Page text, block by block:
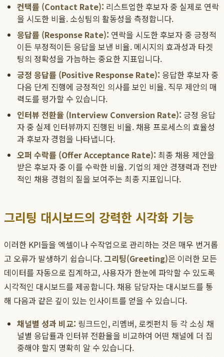
컨택률 (Contact Rate): 리스트업한 후보자 중 실제로 연락
을 시도한 비율. 소싱팀의 활동성을 측정합니다.
응답률 (Response Rate): 연락을 시도한 후보자 중 긍정적
이든 부정적이든 응답을 보낸 비율. 메시지의 효과성과 타겟
팅의 정확성을 가늠하는 중요한 지표입니다.
긍정 응답률 (Positive Response Rate): 응답한 후보자 중
다음 단계 진행에 긍정적인 의사를 보인 비율. 직무 제안의 매
력도를 평가할 수 있습니다.
인터뷰 전환율 (Interview Conversion Rate): 긍정 응답
자 중 실제 인터뷰까지 진행된 비율. 채용 프로세스의 효율성
과 후보자 경험을 나타냅니다.
오퍼 수락률 (Offer Acceptance Rate): 최종 채용 제안을
받은 후보자 중 이를 수락한 비율. 기업의 제안 경쟁력과 전반
적인 채용 경험의 질을 보여주는 최종 지표입니다.
그리팅 대시보드의 강력한 시각화 기능
이러한 KPI들을 엑셀이나 수작업으로 관리하는 것은 매우 번거롭
고 오류가 발생하기 쉽습니다.그리팅(Greeting)은 이러한 모든
데이터를 자동으로 집계하고, 사용자가 한눈에 파악할 수 있도록
시각적인 대시보드를 제공합니다. 채용 담당자는 대시보드를 통
해 다음과 같은 깊이 있는 인사이트를 얻을 수 있습니다.
채널별 성과 비교: 링크드인, 리멤버, 로켓펀치 등 각 소싱 채
널별 응답률과 인터뷰 전환율을 비교하여 어떤 채널에 더 집
중해야 할지 명확히 알 수 있습니다.